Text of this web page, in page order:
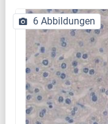
6 Abbildungen